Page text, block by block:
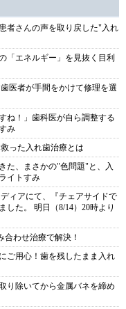
者さんの声を取り戻した"入れ
「エネルギー」を見抜く目利
医者が手間をかけて修理を選
ね！」歯科医が自ら調整する
み
った入れ歯治療とは
た、まさかの"色問題"と、入
イトすみ
ィアにて、『チェアサイドで
た。 明⽇（8/14）20時より
わせ治療で解決！
ご用心！歯を残したまま入れ
り除いてから金属バネを締め